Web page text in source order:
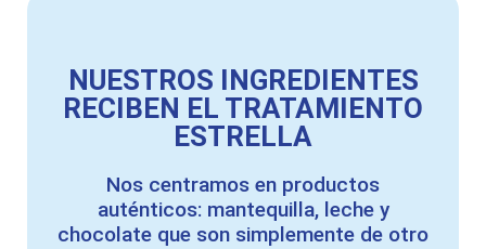
NUESTROS INGREDIENTES
RECIBEN EL TRATAMIENTO
ESTRELLA
Nos centramos en productos
auténticos: mantequilla, leche y
chocolate que son simplemente de otro